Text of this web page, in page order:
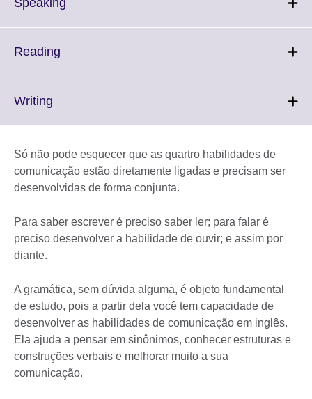
Speaking
Reading
Writing
More
information
available.
Só não pode esquecer que as quartro habilidades de
comunicação estão diretamente ligadas e precisam ser
desenvolvidas de forma conjunta.
Para saber escrever é preciso saber ler; para falar é
preciso desenvolver a habilidade de ouvir; e assim por
diante.
A gramática, sem dúvida alguma, é objeto fundamental
de estudo, pois a partir dela você tem capacidade de
desenvolver as habilidades de comunicação em inglês.
Ela ajuda a pensar em sinônimos, conhecer estruturas e
construções verbais e melhorar muito a sua
comunicação.